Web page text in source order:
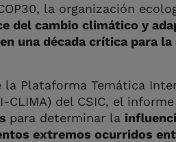
la organización
del cambio climático y
una década crítica para la
la Plataforma Temática
del CSIC, el
para determinar la
extremos ocurridos